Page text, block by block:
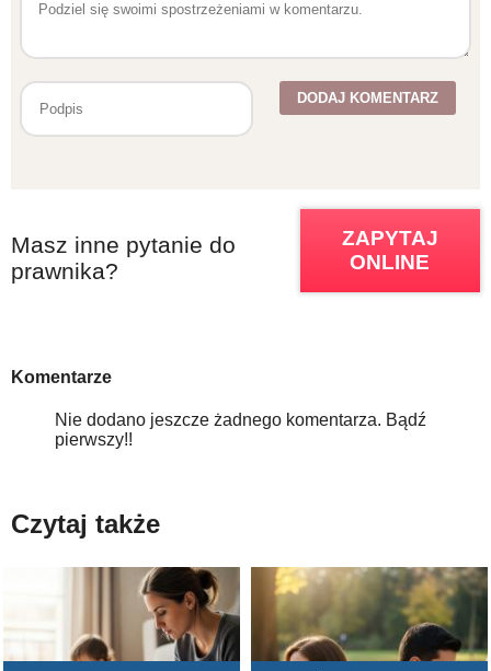
Masz inne pytanie do
prawnika?
ZAPYTAJ
ONLINE
Komentarze
Nie dodano jeszcze żadnego komentarza. Bądź
pierwszy!!
Czytaj także